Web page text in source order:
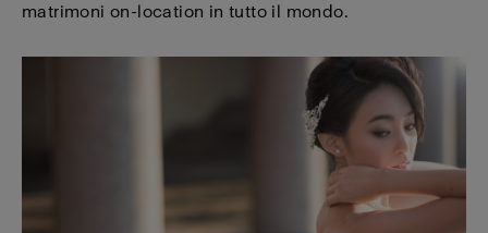
matrimoni on-location in tutto il mondo.